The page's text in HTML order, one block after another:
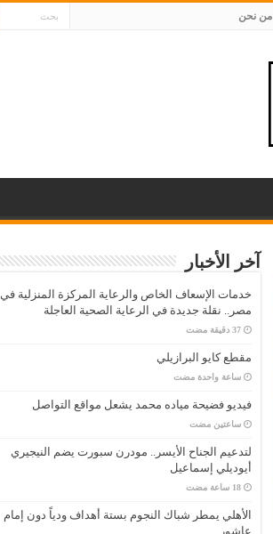
من نحن
آخر الأخبار
خدمات الإسعاف الخاص والرعاية المركزة المنزلية في
مصر.. نقلة جديدة في الرعاية الصحية العاجلة
‏37 دقيقة مضت
مقطع كايو البرازيلي
‏ساعة واحدة مضت
فيديو فضيحة مياده محمد يشعل مواقع التواصل
‏ساعتين مضت
لتدعيم الجناح الأيسر.. مودرن سبورت يضم النيجيري
أيوديلي إسماعيل
‏18 ساعة مضت
الأهلي يمطر شباك النجوم بستة أهداف ودياً دون إمام
عاشور